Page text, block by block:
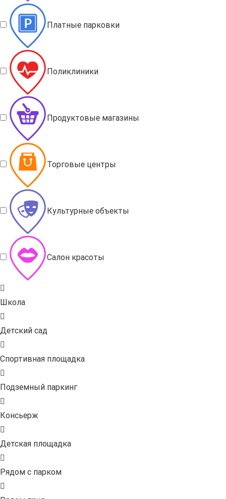
Платные парковки
Поликлиники
Продуктовые магазины
Торговые центры
Культурные объекты
Салон красоты
Школа
Детский сад
Спортивная площадка
Подземный паркинг
Консьерж
Детская площадка
Рядом с парком